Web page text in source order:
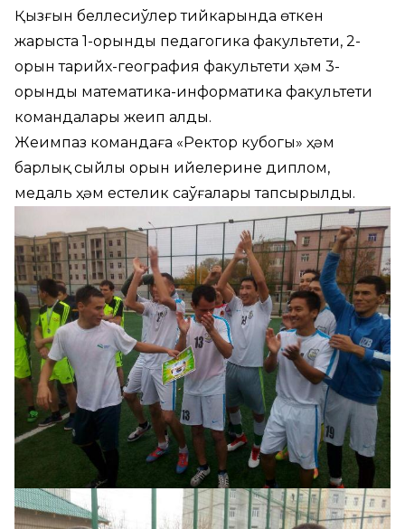
Қызғын беллесиўлер тийкарында өткен
жарыста 1-орынды педагогика факультети, 2-
орын тарийх-география факультети ҳәм 3-
орынды математика-информатика факультети
командалары жеңип алды.
Жеңимпаз командаға «Ректор кубогы» ҳәм
барлық сыйлы орын ийелерине диплом,
медаль ҳәм естелик саўғалары тапсырылды.